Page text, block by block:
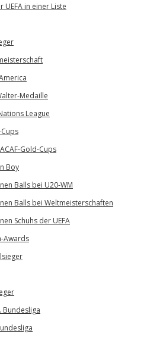
in einer Liste
Medaille
League
Gold-Cups
Boy
Balls bei U20-WM
Balls bei Weltmeisterschaften
Schuhs der UEFA
Awards